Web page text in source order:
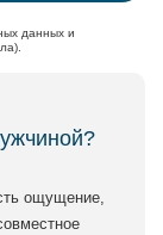
данных и
ощущение,